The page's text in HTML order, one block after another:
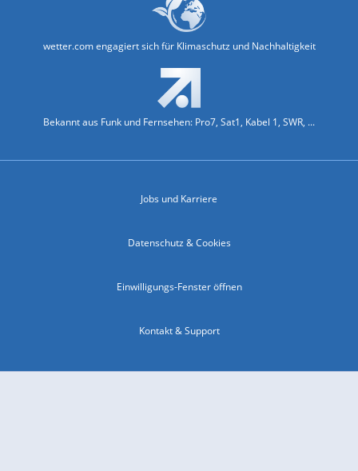
wetter.com engagiert sich für Klimaschutz und Nachhaltigkeit
Bekannt aus Funk und Fernsehen: Pro7, Sat1, Kabel 1, SWR, ...
Jobs und Karriere
Datenschutz & Cookies
Einwilligungs-Fenster öffnen
Kontakt & Support
Impressum